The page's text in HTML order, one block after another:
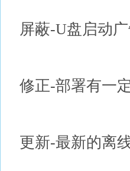
屏蔽-U盘启动
修正-部署有一
更新-最新的离